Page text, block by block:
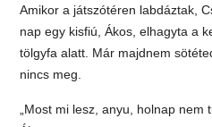
Amikor a játszótéren labdáztak,
nap egy kisfiú, Ákos, elhagyta a
tölgyfa alatt. Már majdnem
nincs meg.
„Most mi lesz, anyu, holnap